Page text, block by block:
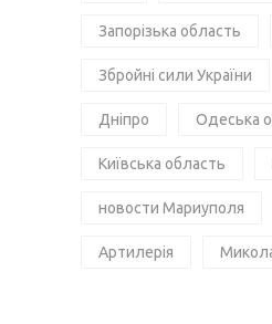
Запорізька область
Збройні сили України
Дніпро Одеська
Київська область
новости Мариуполя
Артилерія